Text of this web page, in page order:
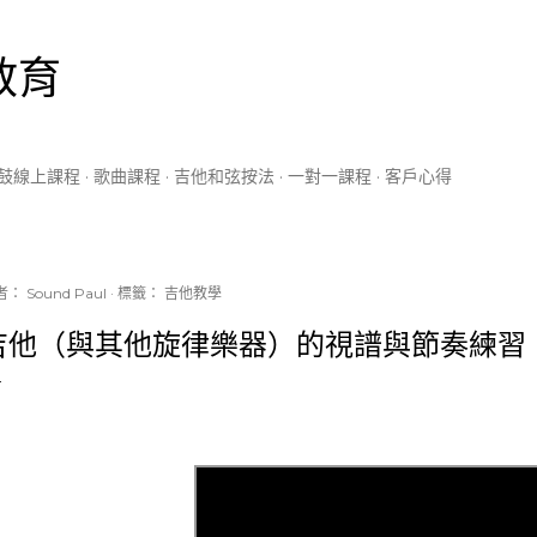
育
線上課程 歌曲課程 吉他和弦按法 一對一課程 客戶心得
： Sound Paul 標籤： 吉他教學
他（與其他旋律樂器）的視譜與節奏練習